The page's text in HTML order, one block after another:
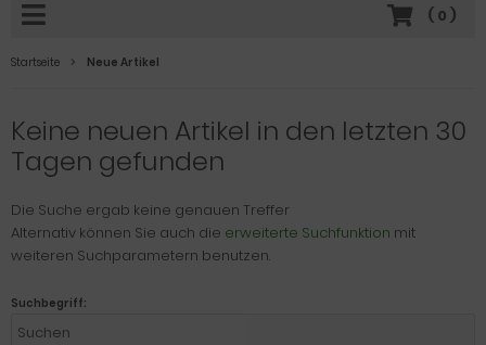
( 0 )
Startseite Neue Artikel
Keine neuen Artikel in den letzten 30
Tagen gefunden
Die Suche ergab keine genauen Treffer
Alternativ können Sie auch die erweiterte Suchfunktion mit
weiteren Suchparametern benutzen.
Suchbegriff: